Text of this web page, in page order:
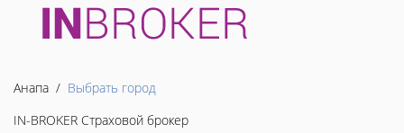
Анапа / Выбрать город
IN-BROKER Страховой брокер